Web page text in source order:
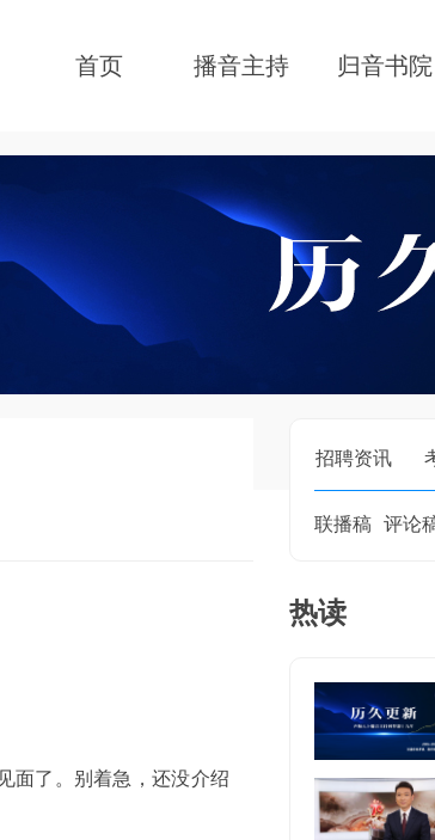
首页 播音主持 归音书院
招聘资讯
联播稿 评论
面了。别着急，还没介绍
热读